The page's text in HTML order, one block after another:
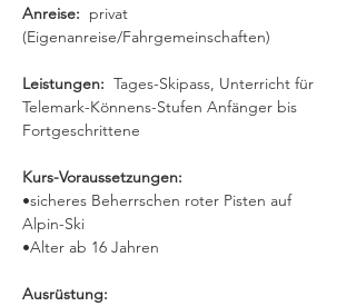
Anreise: privat
(Eigenanreise/Fahrgemeinschaften)
Leistungen: Tages-Skipass, Unterricht für
Telemark-Könnens-Stufen Anfänger bis
Fortgeschrittene
Kurs-Voraussetzungen:
•sicheres Beherrschen roter Pisten auf
Alpin-Ski
•Alter ab 16 Jahren
Ausrüstung: